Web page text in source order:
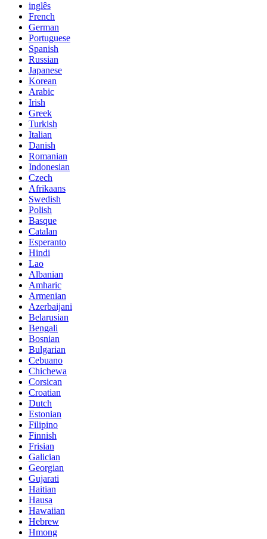
inglês
French
German
Portuguese
Spanish
Russian
Japanese
Korean
Arabic
Irish
Greek
Turkish
Italian
Danish
Romanian
Indonesian
Czech
Afrikaans
Swedish
Polish
Basque
Catalan
Esperanto
Hindi
Lao
Albanian
Amharic
Armenian
Azerbaijani
Belarusian
Bengali
Bosnian
Bulgarian
Cebuano
Chichewa
Corsican
Croatian
Dutch
Estonian
Filipino
Finnish
Frisian
Galician
Georgian
Gujarati
Haitian
Hausa
Hawaiian
Hebrew
Hmong